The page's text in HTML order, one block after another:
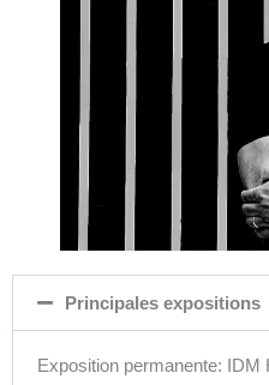
Principales expositions
Exposition permanente: